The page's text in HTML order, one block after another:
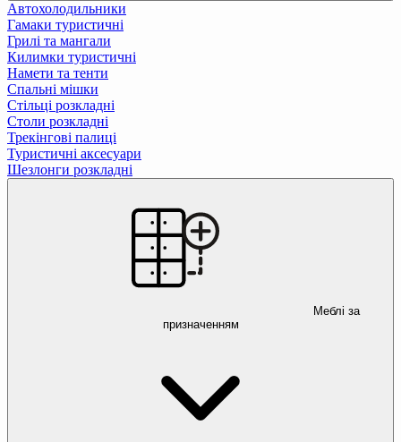
Автохолодильники
Гамаки туристичні
Грилі та мангали
Килимки туристичні
Намети та тенти
Спальні мішки
Стільці розкладні
Столи розкладні
Трекінгові палиці
Туристичні аксесуари
Шезлонги розкладні
Меблі за
призначенням